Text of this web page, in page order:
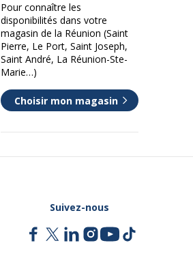
Pour connaître les
disponibilités dans votre
magasin de la Réunion (Saint
Pierre, Le Port, Saint Joseph,
Saint André, La Réunion-Ste-
Marie…)
Choisir mon magasin
Suivez-nous